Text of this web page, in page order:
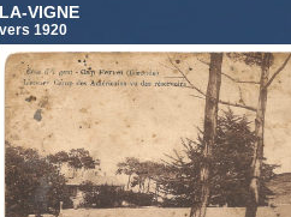
LA-VIGNE
vers 1920